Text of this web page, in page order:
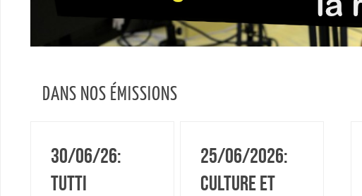
DANS NOS ÉMISSIONS
30/06/26:
Tutti
25/06/2026:
Culture et